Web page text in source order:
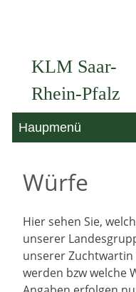
springen
KLM Saar-
Rhein-Pfalz
Haupmenü
Würfe
Hier sehen Sie,
unserer
unserer
werden bzw welche